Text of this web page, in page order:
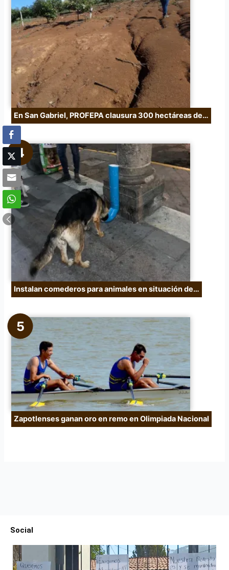
En San Gabriel, PROFEPA clausura 300 hectáreas de…
Instalan comederos para animales en situación de…
Zapotlenses ganan oro en remo en Olimpiada Nacional
Social